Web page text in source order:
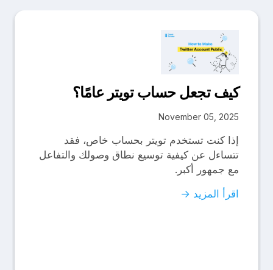
كيف تجعل حساب تويتر عامًا؟
November 05, 2025
إذا كنت تستخدم تويتر بحساب خاص، فقد
تتساءل عن كيفية توسيع نطاق وصولك والتفاعل
مع جمهور أكبر.
اقرأ المزيد →